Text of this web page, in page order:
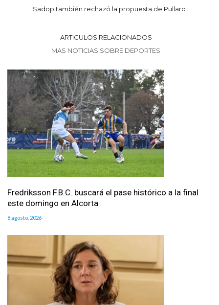
Sadop también rechazó la propuesta de Pullaro
ARTICULOS RELACIONADOS
MAS NOTICIAS SOBRE DEPORTES
Fredriksson F.B.C. buscará el pase histórico a la final
este domingo en Alcorta
8 agosto, 2026